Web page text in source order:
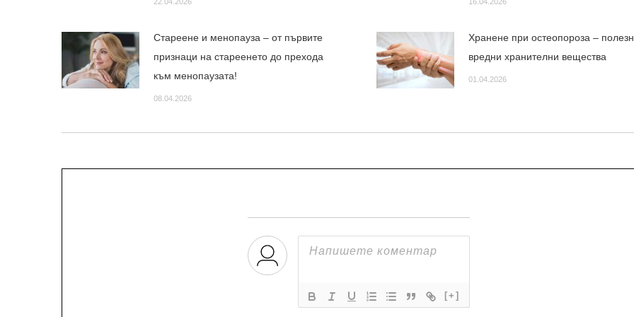
Стареене и менопауза – от първите
признаци на стареенето до прехода
към менопаузата!
08.04.2026
Хранене при остеопороза –
вредни хранителни вещества
01.04.2026
[+]